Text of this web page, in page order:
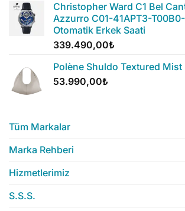
Christopher Ward C1 Bel
Azzurro C01-41APT3-
Otomatik Erkek Saati
339.490,00₺
Polène Shuldo Textured Mist
53.990,00₺
Tüm Markalar
Marka Rehberi
Hizmetlerimiz
S.S.S.